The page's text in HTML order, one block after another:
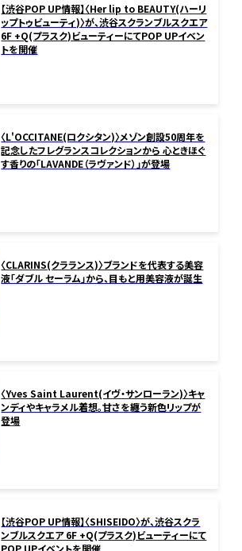
【渋谷POP UP情報】〈Her lip to BEAUTY(ハーリ
ップトゥビューティ)〉が、渋谷スクランブルスクエア
6F +Q(プラスク)ビューティーにてPOP UPイベン
トを開催
〈L'OCCITANE(ロクシタン)〉メゾン創設50周年を
記念したフレグランスコレクションから 心ときほぐ
す香りの「LAVANDE（ラヴァンド）」が登場
〈CLARINS(クラランス)〉ブランドを代表する美容
液「ダブル セーラム」から、目もと用美容液が誕生
〈Yves Saint Laurent(イヴ・サンローラン)〉キャ
ンディやキャラメル着想。甘さを纏う新色リップが
登場
【渋谷POP UP情報】〈SHISEIDO〉が、渋谷スクラ
ンブルスクエア 6F +Q(プラスク)ビューティーにて